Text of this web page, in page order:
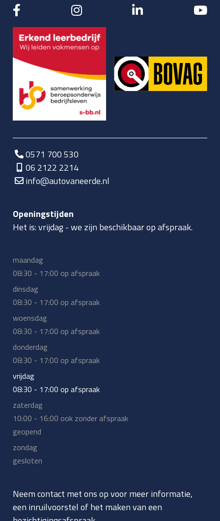
0571 700 530
06 2122 2214
info@autovaneerde.nl
Openingstijden
Het is:vrijdag-we zijn beschikbaar op afspraak.
maandag
08:30 - 17:00 op afspraak
dinsdag
08:30 - 17:00 op afspraak
woensdag
08:30 - 17:00 op afspraak
donderdag
08:30 - 17:00 op afspraak
vrijdag
08:30 - 17:00 op afspraak
zaterdag
10:00 - 16:00 ook zonder afspraak
geopend
zondag
gesloten
Neem contact met ons op voor meer informatie,
een inruilvoorstel of het maken van een